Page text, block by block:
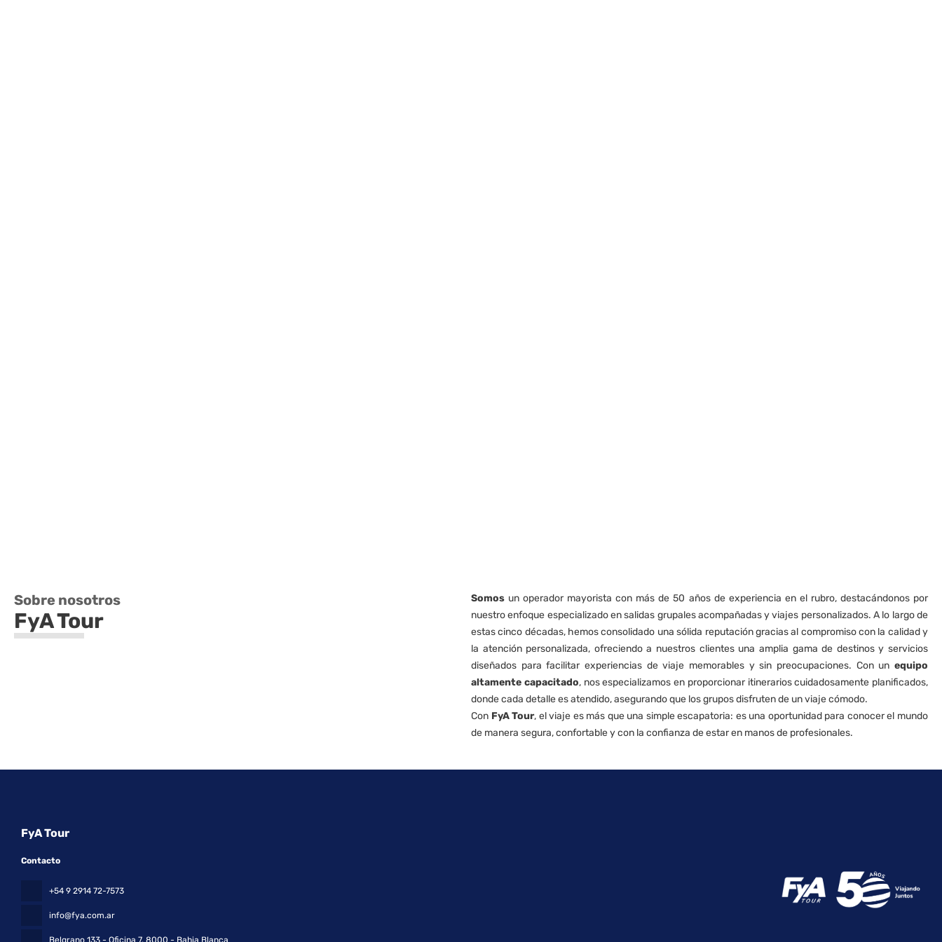
Sobre nosotros
FyA Tour
Somos un operador mayorista con más de 50 años de experiencia en el rubro, destacándonos por
nuestro enfoque especializado en salidas grupales acompañadas y viajes personalizados. A lo largo de
estas cinco décadas, hemos consolidado una sólida reputación gracias al compromiso con la calidad y
la atención personalizada, ofreciendo a nuestros clientes una amplia gama de destinos y servicios
diseñados para facilitar experiencias de viaje memorables y sin preocupaciones. Con un equipo
altamente capacitado, nos especializamos en proporcionar itinerarios cuidadosamente planificados,
donde cada detalle es atendido, asegurando que los grupos disfruten de un viaje cómodo.
Con FyA Tour, el viaje es más que una simple escapatoria: es una oportunidad para conocer el mundo
de manera segura, confortable y con la confianza de estar en manos de profesionales.
FyA Tour
Contacto
+54 9 2914 72-7573
info@fya.com.ar